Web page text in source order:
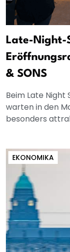
Late-Night-
& SONS
Beim Late Night
warten in den
besonders
EKONOMIKA